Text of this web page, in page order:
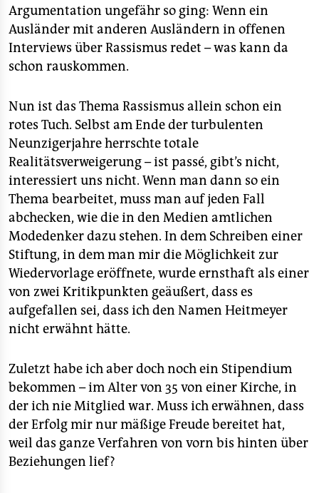
Argumentation ungefähr so ging: Wenn ein
Ausländer mit anderen Ausländern in offenen
Interviews über Rassismus redet – was kann da
schon rauskommen.
Nun ist das Thema Rassismus allein schon ein
rotes Tuch. Selbst am Ende der turbulenten
Neunzigerjahre herrschte totale
Realitätsverweigerung – ist passé, gibt’s nicht,
interessiert uns nicht. Wenn man dann so ein
Thema bearbeitet, muss man auf jeden Fall
abchecken, wie die in den Medien amtlichen
Modedenker dazu stehen. In dem Schreiben einer
Stiftung, in dem man mir die Möglichkeit zur
Wiedervorlage eröffnete, wurde ernsthaft als einer
von zwei Kritikpunkten geäußert, dass es
aufgefallen sei, dass ich den Namen Heitmeyer
nicht erwähnt hätte.
Zuletzt habe ich aber doch noch ein Stipendium
bekommen – im Alter von 35 von einer Kirche, in
der ich nie Mitglied war. Muss ich erwähnen, dass
der Erfolg mir nur mäßige Freude bereitet hat,
weil das ganze Verfahren von vorn bis hinten über
Beziehungen lief?